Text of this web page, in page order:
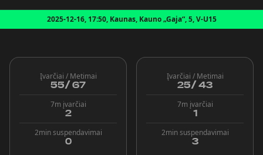
Antidopingas
2025-12-16, 17:50, Kaunas, Kauno „Gaja“, 5, V-U15
Įvarčiai / Metimai
55/ 67
7m įvarčiai
2
2min suspendavimai
0
Įvarčiai / Metimai
25/ 43
7m įvarčiai
1
2min suspendavimai
3